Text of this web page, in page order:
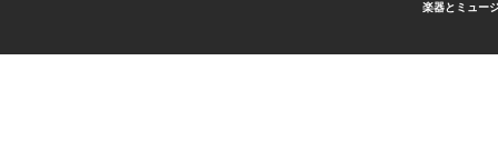
楽器とミュー